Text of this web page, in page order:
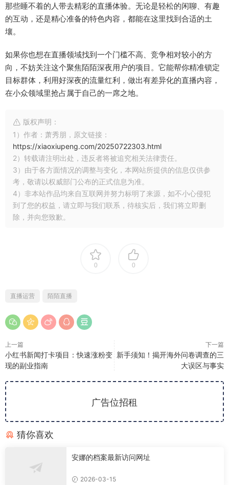
那些睡不着的人带去精彩的直播体验。无论是轻松的闲聊、有趣
的互动，还是精心准备的特色内容，都能在这里找到合适的土
壤。
如果你也想在直播领域找到一个门槛不高、竞争相对较小的方
向，不妨关注这个聚焦陌陌深夜用户的项目。它能帮你精准锁定
目标群体，利用好深夜的流量红利，做出有差异化的直播内容，
在小众领域里抢占属于自己的一席之地。
版权声明：
1）作者：萧秀朋，原文链接：
https://xiaoxiupeng.com/20250722303.html
2）转载请注明出处，违反者将被追究相关法律责任。
3）由于各方面情况的调整与变化，本网站所提供的信息仅供参
考，敬请以权威部门公布的正式信息为准。
4）非本站作品均来自互联网并努力标明了来源，如不小心侵犯
到了您的权益，请立即与我们联系，待核实后，我们将立即删
除，并向您致歉。
0 0
直播运营 陌陌直播
上一篇
小红书新闻打卡项目：快速涨粉变
现的副业指南
下一篇
新手须知！揭开海外问卷调查的三
大误区与事实
广告位招租
猜你喜欢
安娜的档案最新访问网址
2026-03-15